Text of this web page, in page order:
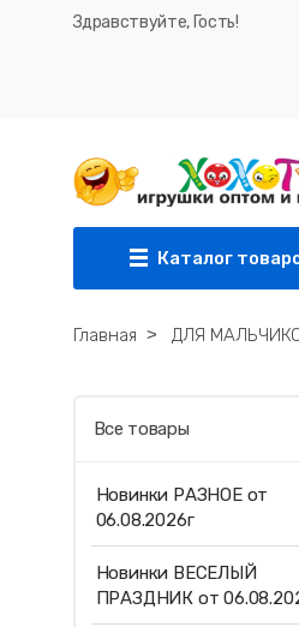
Здравствуйте, Гость!
Каталог
Главная ˃ ДЛЯ
Все товары
Новинки РАЗНОЕ от
06.08.2026г
Новинки ВЕСЕЛЫЙ
ПРАЗДНИК от